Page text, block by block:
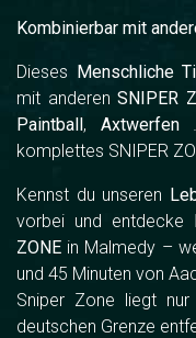
Kombinierbar mit
Dieses Menschliche
mit anderen SNIPER
Paintball, Axtwerfen…
komplettes SNIPER
Kennst du unseren
vorbei und entdecke
ZONE in Malmedy –
und 45 Minuten von
Sniper Zone liegt
deutschen Grenze